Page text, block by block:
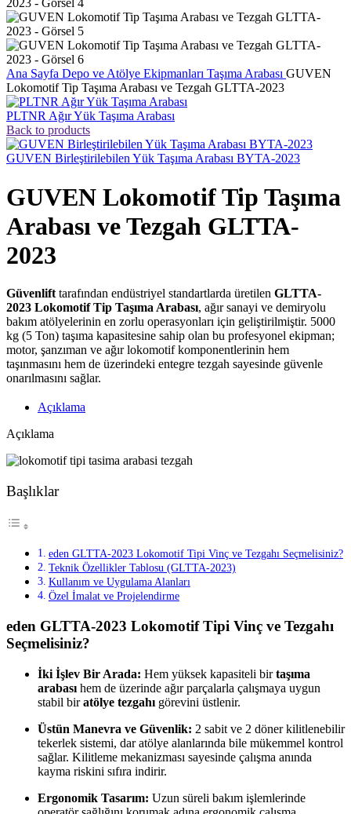
Ana Sayfa Depo ve Atölye Ekipmanları Taşıma Arabası GUVEN
Lokomotif Tip Taşıma Arabası ve Tezgah GLTTA-2023
PLTNR Ağır Yük Taşıma Arabası
Back to products
GUVEN Birleştirilebilen Yük Taşıma Arabası BYTA-2023
GUVEN Lokomotif Tip Taşıma
Arabası ve Tezgah GLTTA-
2023
Güvenlift tarafından endüstriyel standartlarda üretilen GLTTA-
2023 Lokomotif Tip Taşıma Arabası, ağır sanayi ve demiryolu
bakım atölyelerinin en zorlu operasyonları için geliştirilmiştir. 5000
kg (5 Ton) taşıma kapasitesine sahip olan bu profesyonel ekipman;
motor, şanzıman ve ağır lokomotif komponentlerinin hem
taşınmasını hem de üzerindeki entegre tezgah sayesinde güvenle
onarılmasını sağlar.
Açıklama
Açıklama
Başlıklar
eden GLTTA-2023 Lokomotif Tipi Vinç ve Tezgahı Seçmelisiniz?
Teknik Özellikler Tablosu (GLTTA-2023)
Kullanım ve Uygulama Alanları
Özel İmalat ve Projelendirme
eden GLTTA-2023 Lokomotif Tipi Vinç ve Tezgahı
Seçmelisiniz?
İki İşlev Bir Arada: Hem yüksek kapasiteli birtaşıma
arabası hem de üzerinde ağır parçalarla çalışmaya uygun
stabil biratölye tezgahı görevini üstlenir.
Üstün Manevra ve Güvenlik: 2 sabit ve 2 döner kilitlenebilir
tekerlek sistemi, dar atölye alanlarında bile mükemmel kontrol
sağlar. Kilitleme mekanizması sayesinde çalışma anında
kayma riskini sıfıra indirir.
Ergonomik Tasarım: Uzun süreli bakım işlemlerinde